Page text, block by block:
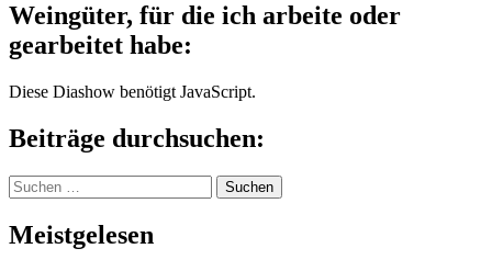
Weingüter, für die ich arbeite oder
gearbeitet habe:
Diese Diashow benötigt JavaScript.
Beiträge durchsuchen:
Suchen
nach:
Meistgelesen